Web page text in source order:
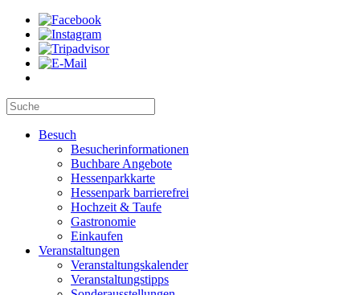
Besuch
Besucherinformationen
Buchbare Angebote
Hessenparkkarte
Hessenpark barrierefrei
Hochzeit & Taufe
Gastronomie
Einkaufen
Veranstaltungen
Veranstaltungskalender
Veranstaltungstipps